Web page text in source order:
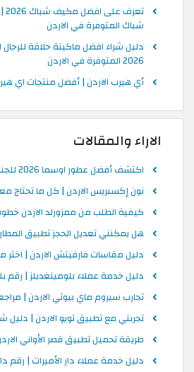
شباك المتوفرة في الاردن
دليل شراء افضل ماكينة حلاقة
2026 المتوفرة في الاردن
أي هيرب الاردن | أفضل منتجات اي
الاراء والمقالات
اكتشف أفضل عطور اوسما 2026 للجنسين في الاردن
نون إكسبريس الاردن | كل ما تحتاج
كيفية الطلب من ممزورلد الاردن
هل يمكنني تعديل الحجز تطبيق
دليل مقاسات فارفيتش الاردن |
دليل خدمة عملاء بلومينغديلز | رقم
تجارب سيروم ماي بيوتي الاردن |
تجربتي مع تطبيق تويو الاردن |
طريقة تحميل تطبيق قصر الأواني
دليل خدمة عملاء دار الأميرات | رقم